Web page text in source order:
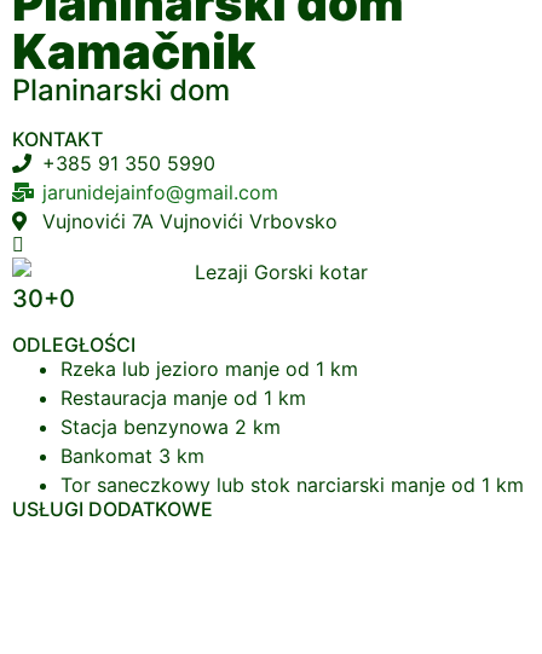
Kamačnik
Planinarski dom
KONTAKT
+385 91 350 5990
jarunidejainfo@gmail.com
Vujnovići 7A Vujnovići Vrbovsko
30+0
ODLEGŁOŚCI
Rzeka lub jezioro manje od 1 km
Restauracja manje od 1 km
Stacja benzynowa 2 km
Bankomat 3 km
Tor saneczkowy lub stok narciarski manje od 1 km
USŁUGI DODATKOWE